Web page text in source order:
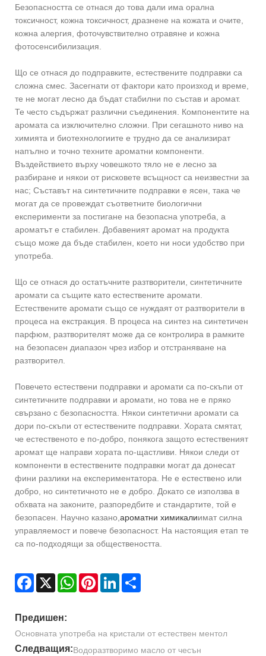
Безопасността се отнася до това дали има орална
токсичност, кожна токсичност, дразнене на кожата и очите,
кожна алергия, фоточувствително отравяне и кожна
фотосенсибилизация.
Що се отнася до подправките, естествените подправки са
сложна смес. Засегнати от фактори като произход и време,
те не могат лесно да бъдат стабилни по състав и аромат.
Те често съдържат различни съединения. Компонентите на
аромата са изключително сложни. При сегашното ниво на
химията и биотехнологиите е трудно да се анализират
напълно и точно техните ароматни компоненти.
Въздействието върху човешкото тяло не е лесно за
разбиране и някои от рисковете всъщност са неизвестни за
нас; Съставът на синтетичните подправки е ясен, така че
могат да се провеждат съответните биологични
експерименти за постигане на безопасна употреба, а
ароматът е стабилен. Добавеният аромат на продукта
също може да бъде стабилен, което ни носи удобство при
употреба.
Що се отнася до остатъчните разтворители, синтетичните
аромати са същите като естествените аромати.
Естествените аромати също се нуждаят от разтворители в
процеса на екстракция. В процеса на синтез на синтетичен
парфюм, разтворителят може да се контролира в рамките
на безопасен диапазон чрез избор и отстраняване на
разтворител.
Повечето естествени подправки и аромати са по-скъпи от
синтетичните подправки и аромати, но това не е пряко
свързано с безопасността. Някои синтетични аромати са
дори по-скъпи от естествените подправки. Хората смятат,
че естественото е по-добро, понякога защото естественият
аромат ще направи хората по-щастливи. Някои следи от
компоненти в естествените подправки могат да донесат
фини разлики на експериментатора. Не е естествено или
добро, но синтетичното не е добро. Докато се използва в
обхвата на законите, разпоредбите и стандартите, той е
безопасен. Научно казано,ароматни химикалиимат силна
управляемост и повече безопасност. На настоящия етап те
са по-подходящи за обществеността.
Facebook
X WhatsAppPinterestLinkedIn
Предишен:
Основната употреба на кристали от естествен ментол
Следващия:Водоразтворимо масло от чесън